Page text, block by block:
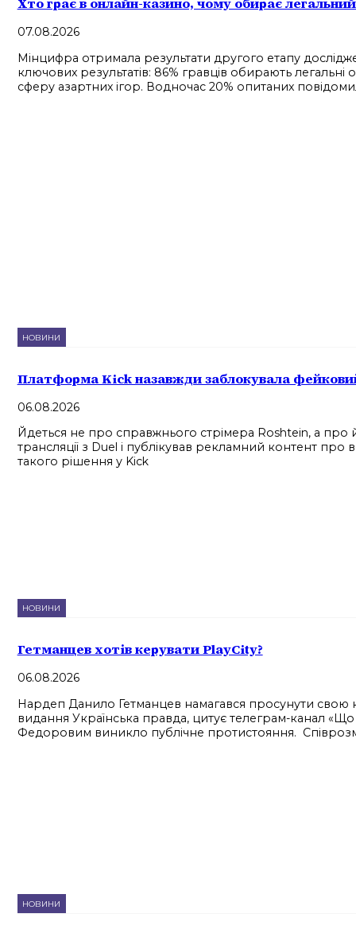
07.08.2026
Мінцифра отримала результати другого етапу
ключових результатів: 86% гравців обирають
сферу азартних ігор. Водночас 20% опитаних
НОВИНИ
Платформа Kick назавжди заблокувала
06.08.2026
Йдеться не про справжнього стрімера Roshtein, а про
трансляції з Duel і публікував рекламний контент
такого рішення у Kick
НОВИНИ
Гетманцев хотів керувати PlayCity?
06.08.2026
Нардеп Данило Гетманцев намагався просунути свою
видання Українська правда, цитує телеграм-канал
Федоровим виникло публічне протистояння.
НОВИНИ